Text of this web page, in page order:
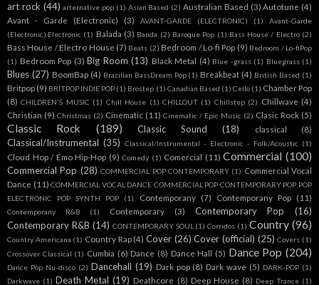
art rock (44) arternative pop (1) Asian Based (2) Australian Based (3) Autotune (4)
Avant - Garde (Electronic)
(3) AVANT-GARDE (ELECTRONIC) (1)
Avant-Garde
(Electronic).Electronic (1) Balada (3) Banda (2) Baroque Pop (1) Bass House / Electro (2)
Bass House / Electro House (7) Beats (2) Bedroom / Lo-fi Pop (9) Bedroom / Lo-fiPop
(1) Bedroom Pop (3) Big Room (13) Black Metal (4) Blue -grass (1) Bluegrass (1)
Blues (27) BoomBap (4) Brazilian BassDream Pop (1) Breakbeat (4) British Based (1)
Britpop (9) BRITPOP INDIE POP (1) Brostep (1) Canadian Based (1) Cello (1) Chamber Pop
(8) CHILDREN'S MUSIC (1) Chill House (1) CHILLOUT (1) Chillstep (2) Chillwave (4)
Christian (9) Christmas (2) Cinematic (11) Cinematic / Epic Music (2) Clasic Rock (5)
Classic Rock (189) Classic Sound (18) classical (8)
Classical/Instrumental (35) Classical/Instrumental - Electronic - Folk/Acoustic (1)
Cloud Hop / Emo Hip-Hop (9) Comedy (1) Comercial (11) Commercial (100)
Commercial Pop (28) COMMERCIAL POP CONTEMPORARY (1) Commercial Vocal
Dance (11) COMMERCIAL VOCAL DANCE COMMERCIAL POP CONTEMPORARY POP POP
ELECTRONIC POP SYNTH POP
(1) Contemporany (7) Contemporany Pop (11)
Contemporany R&B (1) Contemporary (3) Contemporary Pop
(16)
Contemporary R&B (14) CONTEMPORARY SOUL (1) Corridos (1) Country (96)
Country Americana (1) Country Rap (4) Cover (26) Cover (official) (25) Covers (1)
Crossover Classical (1) Cumbia (6) Dance (8) Dance Hall (5) Dance Pop (204)
Dance Pop Nu-disco (2) Dancehall (19) Dark pop (8) Dark wave (5) DARK-POP (1)
Darkwave (1) Death Metal (19) Deathcore (8) Deep House (8) Deep Trance (1)